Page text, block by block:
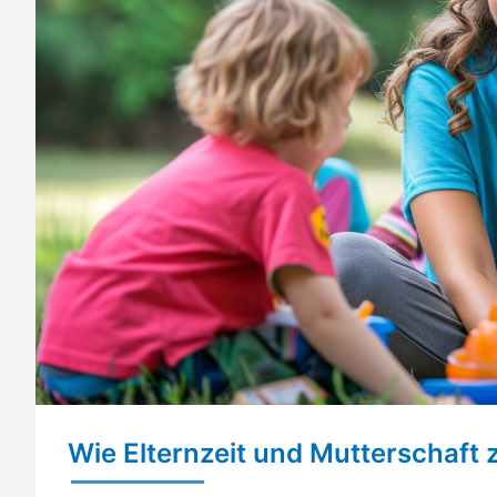
Wie Elternzeit und Mutterschaft